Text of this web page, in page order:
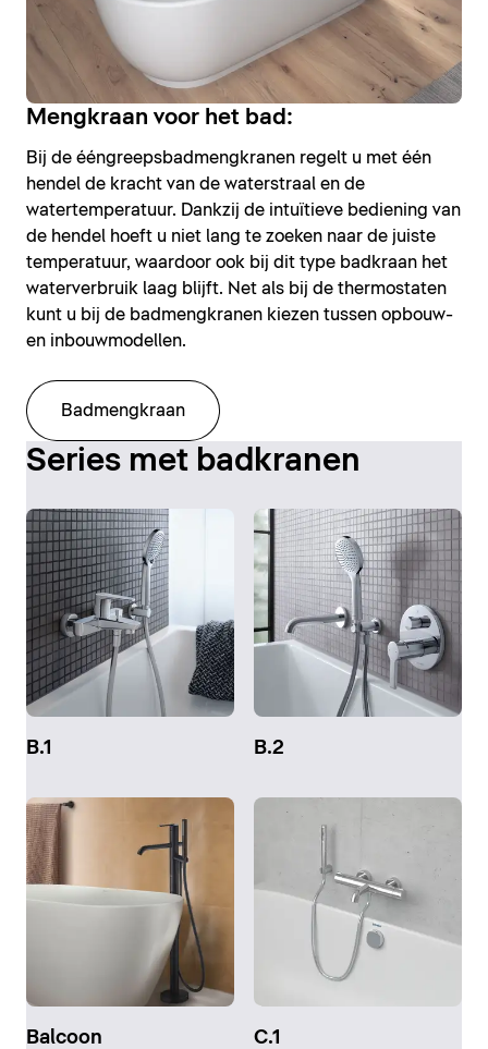
Mengkraan voor het bad:
Bij de ééngreepsbadmengkranen regelt u met één
hendel de kracht van de waterstraal en de
watertemperatuur. Dankzij de intuïtieve bediening van
de hendel hoeft u niet lang te zoeken naar de juiste
temperatuur, waardoor ook bij dit type badkraan het
waterverbruik laag blijft. Net als bij de thermostaten
kunt u bij de badmengkranen kiezen tussen opbouw-
en inbouwmodellen.
Badmengkraan
Series met badkranen
B.1 B.2
Balcoon C.1